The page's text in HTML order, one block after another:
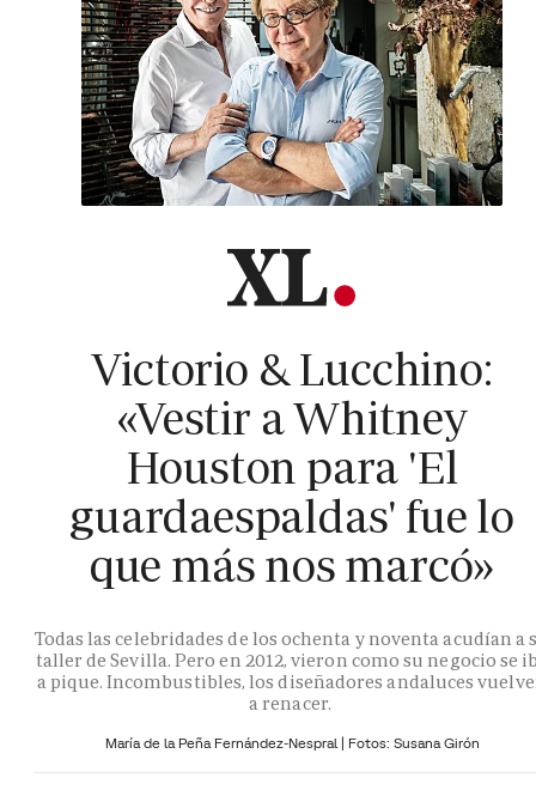
Victorio & Lucchino:
«Vestir a Whitney
Houston para 'El
guardaespaldas' fue lo
que más nos marcó»
Todas las celebridades de los ochenta y noventa acudían a
taller de Sevilla. Pero en 2012, vieron como su negocio se
a pique. Incombustibles, los diseñadores andaluces
a renacer.
María de la Peña Fernández-Nespral | Fotos: Susana Girón